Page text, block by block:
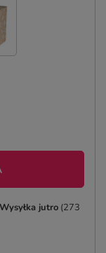
Wysyłka jutro (273